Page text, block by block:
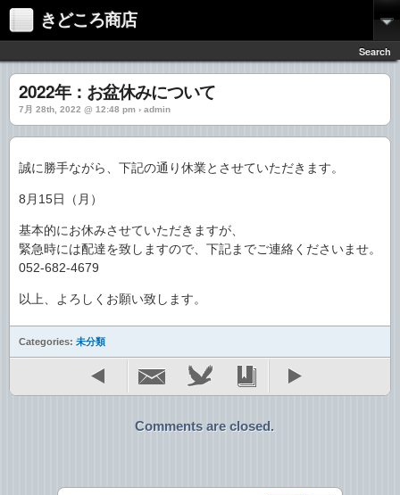
きどころ商店
Search
2022年：お盆休みについて
7月 28th, 2022 @ 12:48 pm › admin
誠に勝手ながら、下記の通り休業とさせていただきます。
8月15日（月）
基本的にお休みさせていただきますが、
緊急時には配達を致しますので、下記までご連絡くださいませ。
052-682-4679
以上、よろしくお願い致します。
Categories: 未分類
Comments are closed.